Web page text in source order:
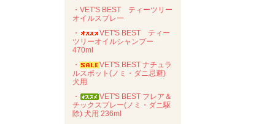
・VET'S BEST ティーツリー
オイルスプレー
・
VET'S BEST ティー
ツリーオイルシャンプー
470ml
・
VET'S BEST ナチュラ
ルスポット(ノミ・ダニ忌避)
犬用
・
VET'S BEST フレア＆
チックスプレー(ノミ・ダニ駆
除) 犬用 236ml